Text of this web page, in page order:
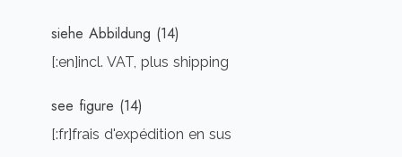
siehe Abbildung (14)
[:en]incl. VAT, plus shipping
see figure (14)
[:fr]frais d'expédition en sus